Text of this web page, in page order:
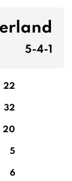
5-4-1
22
32
20
5
6